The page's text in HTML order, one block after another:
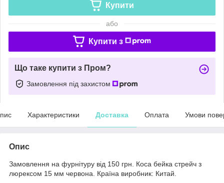
Купити
або
Купити з
Що таке купити з Пром?
Замовлення під захистом
Характеристики Доставка Оплата Умови
Опис
Замовлення на фурнітуру від 150 грн. Коса бейка стрейч з
люрексом 15 мм червона. Країна виробник: Китай.